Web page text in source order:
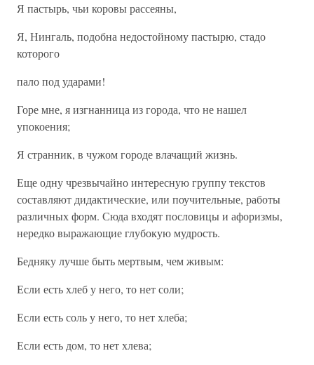
Я пастырь, чьи коровы рассеяны,
Я, Нингаль, подобна недостойному пастырю, стадо
которого
пало под ударами!
Горе мне, я изгнанница из города, что не нашел
упокоения;
Я странник, в чужом городе влачащий жизнь.
Еще одну чрезвычайно интересную группу текстов
составляют дидактические, или поучительные, работы
различных форм. Сюда входят пословицы и афоризмы,
нередко выражающие глубокую мудрость.
Бедняку лучше быть мертвым, чем живым:
Если есть хлеб у него, то нет соли;
Если есть соль у него, то нет хлеба;
Если есть дом, то нет хлева;